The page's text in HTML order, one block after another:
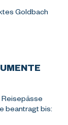
Goldbach
beantragt bis: